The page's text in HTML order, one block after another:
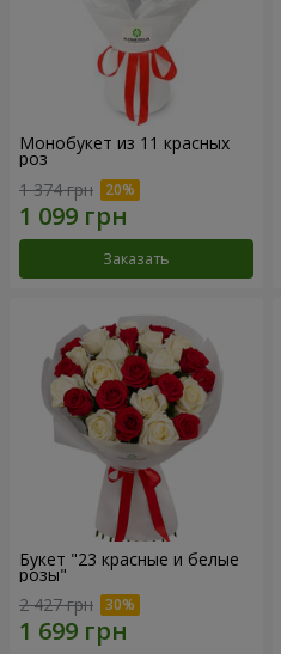
Монобукет из 11 красных
роз
1 374 грн
Заказать
Букет "23 красные и белые
розы"
2 427 грн